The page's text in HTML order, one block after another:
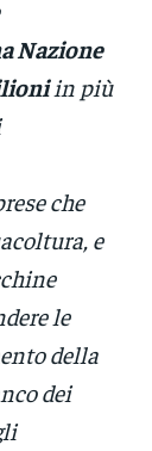
Nazione
in più
che
e
le
della
dei